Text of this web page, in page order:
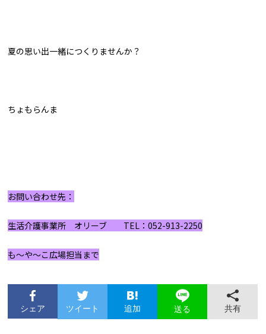
夏の思い出一緒につくりませんか？
ちょもらんま
お問い合わせ先：
生活介護事業所 オリーブ TEL：052-913-2250
も～や～こ広場担当まで
シェア ツイート 追加 送る 共有